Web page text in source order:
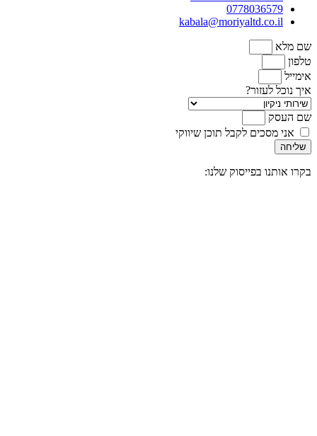
0778036579
kabala@moriyaltd.co.il
שם מלא
טלפון
אימייל
איך נוכל לעזור?
שם העסק
אני מסכים לקבל תוכן שיווקי
שליחה
בקרו אותנו בפייסוק שלנו: